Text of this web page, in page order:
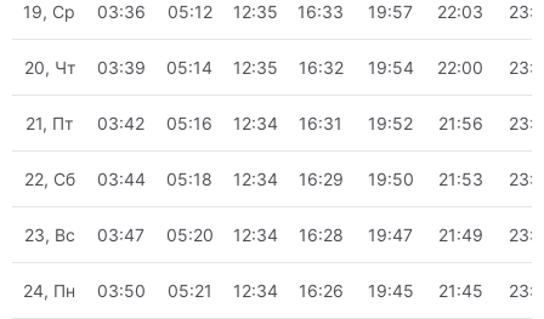
19, Ср 03:36 05:12 12:35 16:33 19:57 22:03
20, Чт 03:39 05:14 12:35 16:32 19:54 22:00
21, Пт 03:42 05:16 12:34 16:31 19:52 21:56
22, Сб 03:44 05:18 12:34 16:29 19:50 21:53
23, Вс 03:47 05:20 12:34 16:28 19:47 21:49
24, Пн 03:50 05:21 12:34 16:26 19:45 21:45